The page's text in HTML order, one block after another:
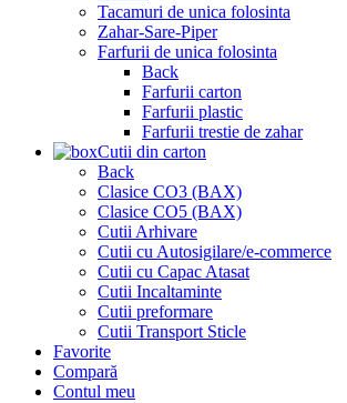
Tacamuri de unica folosinta
Zahar-Sare-Piper
Farfurii de unica folosinta
Back
Farfurii carton
Farfurii plastic
Farfurii trestie de zahar
Cutii din carton
Back
Clasice CO3 (BAX)
Clasice CO5 (BAX)
Cutii Arhivare
Cutii cu Autosigilare/e-commerce
Cutii cu Capac Atasat
Cutii Incaltaminte
Cutii preformare
Cutii Transport Sticle
Favorite
Compară
Contul meu